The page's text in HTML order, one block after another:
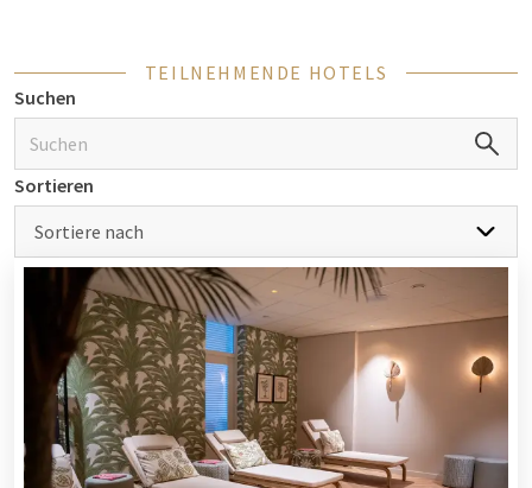
TEILNEHMENDE HOTELS
Suchen
Sortieren
Sortiere nach